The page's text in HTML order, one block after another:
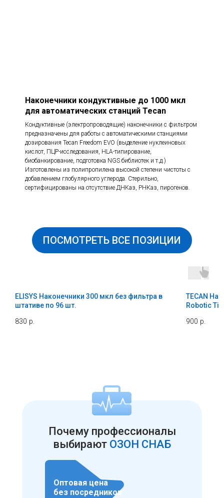
Наконечники кондуктивные до 1000 мкл
для автоматических станций Tecan
Кондуктивные (электропроводящие) наконечники с фильтром
предназначены для работы с автоматическими станциями
дозирования Tecan Freedom EVO (выделение нуклеиновых
кислот, ПЦР-исследования, HLA-типирование,
биобанкирование, подготовка NGS библиотек и т.д.)
Изготовлены из полипропилена высокой степени чистоты с
добавлением глобулярного углерода. Стерильно,
сертифицированы на отсутствие ДНКаз, РНКаз, пирогенов.
ПОСМОТРЕТЬ ВСЕ ПОЗИЦИИ
ELISYS Наконечники 300 мкл без фильтра в
штативе по 96 шт.
830 р.
TECAN
Robotic
900 р.
Почему профессионалы
выбирают ОЗОН СНАБ
Оптовая цена
без посредников